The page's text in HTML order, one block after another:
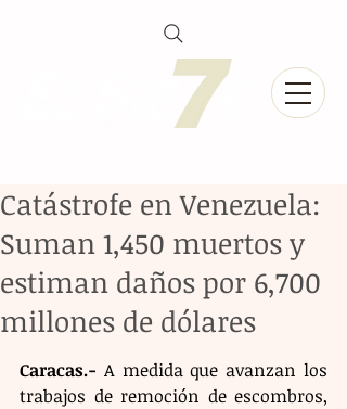
Catástrofe en Venezuela:
Suman 1,450 muertos y
estiman daños por 6,700
millones de dólares
Caracas.- A medida que avanzan los
trabajos de remoción de escombros,